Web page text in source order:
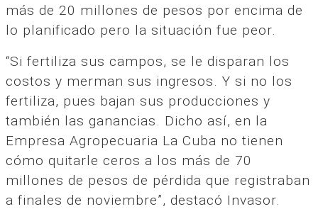
más de 20 millones de pesos por encima de
lo planificado pero la situación fue peor.
“Si fertiliza sus campos, se le disparan los
costos y merman sus ingresos. Y si no los
fertiliza, pues bajan sus producciones y
también las ganancias. Dicho así, en la
Empresa Agropecuaria La Cuba no tienen
cómo quitarle ceros a los más de 70
millones de pesos de pérdida que registraban
a finales de noviembre”, destacó Invasor.